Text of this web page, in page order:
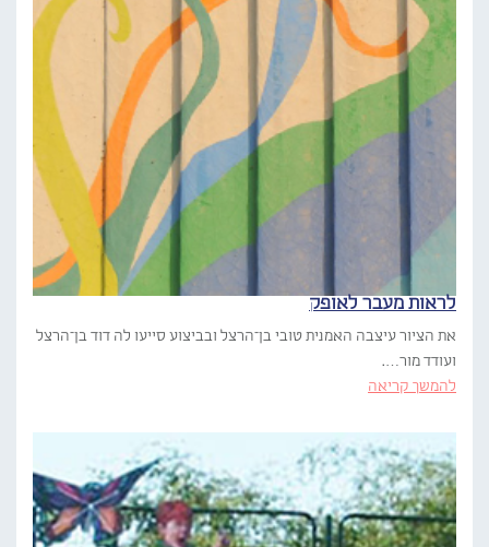
לראות מעבר לאופק
את הציור עיצבה האמנית טובי בן־הרצל ובביצוע סייעו לה דוד בן־הרצל
ועודד מור….
להמשך קריאה